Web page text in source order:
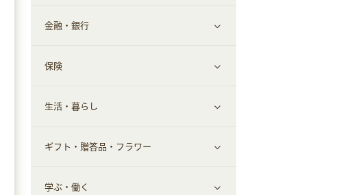
通信・レンタルサーバー
スマホ・携帯電話・SIM
定額制有料コンテンツ
クレジットカード
すべて見る
証券
仮想通貨
その他投資
金融・銀行
銀行・ネット銀行
キャッシング・ローン
その他金融
保険
すべて見る
保険相談・面談
生活・暮らし
すべて見る
住まい・暮らし
ギフト・贈答品・フラワー
すべて見る
学ぶ・働く